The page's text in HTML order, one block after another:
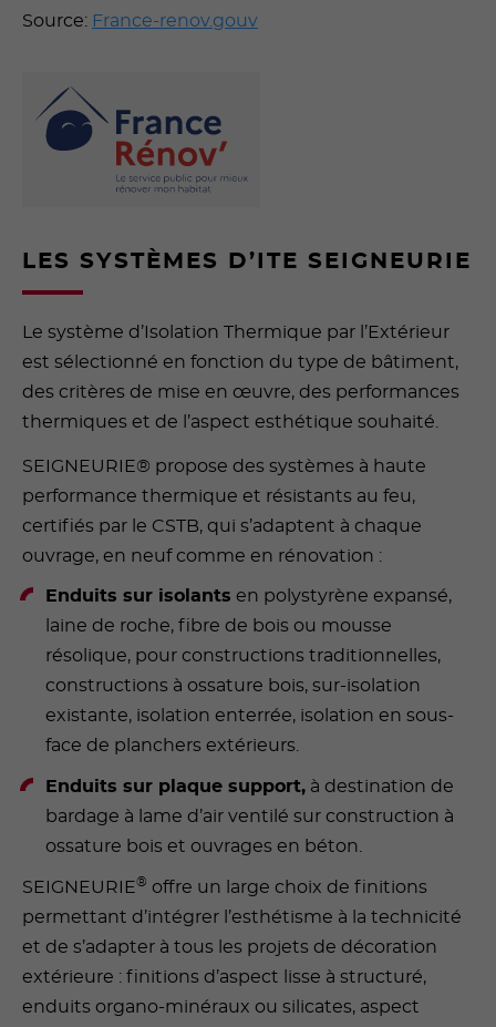
Source: France-renov.gouv
LES SYSTÈMES D’ITE SEIGNEURIE
Le système d’Isolation Thermique par l’Extérieur
est sélectionné en fonction du type de bâtiment,
des critères de mise en œuvre, des performances
thermiques et de l’aspect esthétique souhaité.
SEIGNEURIE® propose des systèmes à haute
performance thermique et résistants au feu,
certifiés par le CSTB, qui s’adaptent à chaque
ouvrage, en neuf comme en rénovation :
Enduits sur isolants en polystyrène expansé,
laine de roche, fibre de bois ou mousse
résolique, pour constructions traditionnelles,
constructions à ossature bois, sur-isolation
existante, isolation enterrée, isolation en sous-
face de planchers extérieurs.
Enduits sur plaque support, à destination de
bardage à lame d’air ventilé sur construction à
ossature bois et ouvrages en béton.
SEIGNEURIE® offre un large choix de finitions
permettant d’intégrer l’esthétisme à la technicité
et de s’adapter à tous les projets de décoration
extérieure : finitions d’aspect lisse à structuré,
enduits organo-minéraux ou silicates, aspect